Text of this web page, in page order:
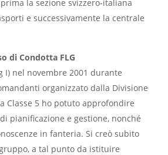
la sezione svizzero-italiana
e successivamente la centrale
di Condotta FLG
I) nel novembre 2001 durante
organizzato dalla Divisione
Classe 5 ho potuto approfondire
pianificazione e gestione, nonché
in fanteria. Si creò subito
a tal punto da istituire